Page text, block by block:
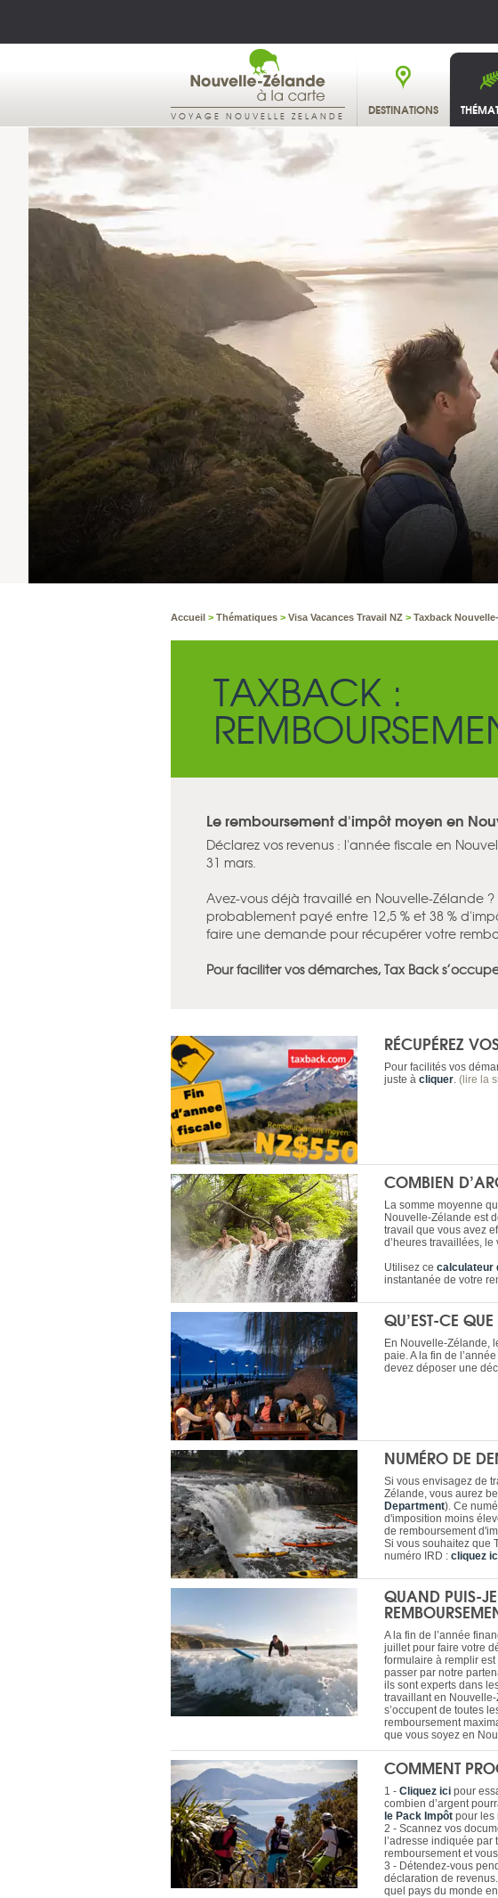
VOYAGE NOUVELLE ZELANDE DESTINATIONS
Accueil > Thématiques > Visa Vacances Travail NZ > Taxback
TAXBACK :
Le remboursement d'impôt moyen en
Déclarez vos revenus : l'année fiscale en
31 mars.
Avez-vous déjà travaillé en Nouvelle-Zélande ?
probablement payé entre 12,5 % et 38 %
faire une demande pour récupérer votre
Pour faciliter vos démarches, Tax Back
RÉCUPÉREZ
Pour facilités vos
juste à cliquer. (lire la
COMBIEN
La somme moyenne
Nouvelle-Zélande est
travail que vous avez
d’heures travaillées,
Utilisez ce calculateur
instantanée de votre
QU’EST-CE
En Nouvelle-Zélande,
paie. A la fin de
devez déposer une
NUMÉRO DE
Si vous envisagez de
Zélande, vous aurez
Department). Ce
d'imposition moins
de remboursement
Si vous souhaitez que
numéro IRD : cliquez
QUAND PUIS-
A la fin de l’année
juillet pour faire votre
formulaire à remplir
passer par notre
ils sont experts dans
travaillant en
s’occupent de toutes
remboursement
que vous soyez en
COMMENT
1 - Cliquez ici pour
combien d’argent
le Pack Impôt pour les
2 - Scannez vos
l’adresse indiquée par
remboursement et
3 - Détendez-vous
déclaration de
quel pays du monde